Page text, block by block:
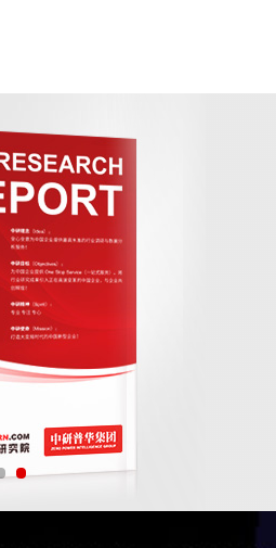
分析报告
衔撰写，主要分析了保险行
价值。